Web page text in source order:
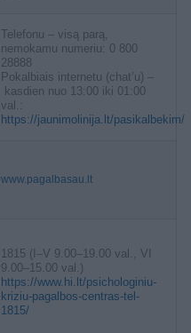
Telefonu – visą parą,
nemokamu numeriu: 0 800
28888
Pokalbiais internetu (chat’u) –
kasdien nuo 13:00 iki 01:00
val.:
https://jaunimolinija.lt/pasikalbekim/
www.pagalbasau.lt
1815 (I–V 9.00–19.00 val., VI
9.00–15.00 val.)
https://www.hi.lt/psichologiniu-
kriziu-pagalbos-centras-tel-
1815/